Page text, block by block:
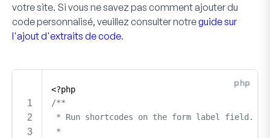
votre site. Si vous ne savez pas comment ajouter du
code personnalisé, veuillez consulter notreguide sur
l'ajout d'extraits de code.